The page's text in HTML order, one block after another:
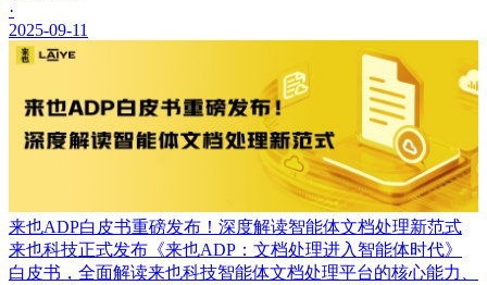
·
2025-09-11
来也ADP白皮书重磅发布！深度解读智能体文档处理新范式
来也科技正式发布《来也ADP：文档处理进入智能体时代》
白皮书，全面解读来也科技智能体文档处理平台的核心能力、